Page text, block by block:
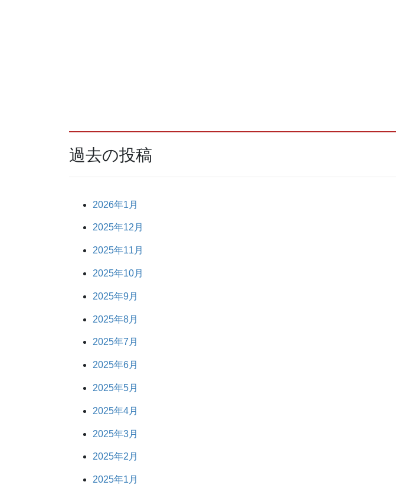
過去の投稿
2026年1月
2025年12月
2025年11月
2025年10月
2025年9月
2025年8月
2025年7月
2025年6月
2025年5月
2025年4月
2025年3月
2025年2月
2025年1月